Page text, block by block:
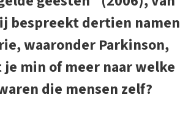
bespreekt dertien namen
waaronder Parkinson,
min of meer naar welke
die mensen zelf?